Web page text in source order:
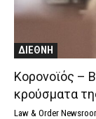
ΔΙΕΘΝΗ
Κορονοϊός –
κρούσματα
Law & Order